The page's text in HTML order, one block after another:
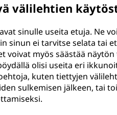
välilehtien
sinulle useita etuja. Ne
sinun ei tarvitse selata tai
voivat myös säästää
olisi useita eri
kuten tiettyjen
sulkemisen jälkeen, tai